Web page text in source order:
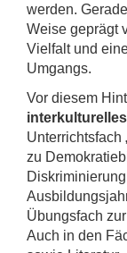
werden.
Weise geprägt
Vielfalt und
Umgangs.
Vor diesem
Unterrichtsfach
zu
Übungsfach
Auch in den